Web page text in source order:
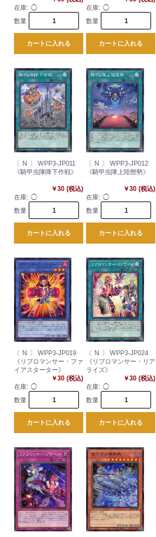
在庫: ◯
数量
カートに入れる
在庫: ◯
数量
カートに入れる
〔 N 〕 WPP3-JP011
《騎甲虫隊降下作戦》
￥30 (税込)
在庫: ◯
数量
カートに入れる
〔 N 〕 WPP3-JP012
《騎甲虫隊上陸態勢》
￥30 (税込)
在庫: ◯
数量
カートに入れる
〔 N 〕 WPP3-JP019
《リブロマンサー・ファ
イアスターター》
￥30 (税込)
在庫: ◯
数量
カートに入れる
〔 N 〕 WPP3-JP024
《リブロマンサー・リア
ライズ》
￥30 (税込)
在庫: ◯
数量
カートに入れる